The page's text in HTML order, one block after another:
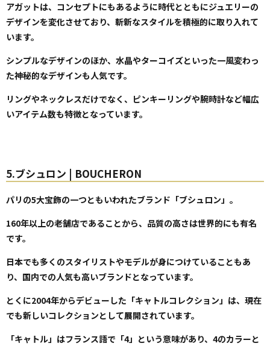
アガットは、コンセプトにもあるように時代とともにジュエリーの
デザインを変化させており、斬新なスタイルを積極的に取り入れて
います。
シンプルなデザインのほか、水晶やターコイズといった一風変わっ
た神秘的なデザインも人気です。
リングやネックレスだけでなく、ピンキーリングや腕時計など幅広
いアイテム数も特徴となっています。
5.ブシュロン | BOUCHERON
パリの5大宝飾の一つともいわれたブランド「ブシュロン」。
160年以上の老舗店であることから、品質の高さは世界的にも有名
です。
日本でも多くのスタイリストやモデルが身につけていることもあ
り、国内での人気も高いブランドとなっています。
とくに2004年からデビューした「キャトルコレクション」は、現在
でも新しいコレクションとして展開されています。
「キャトル」はフランス語で「4」という意味があり、4のカラーと